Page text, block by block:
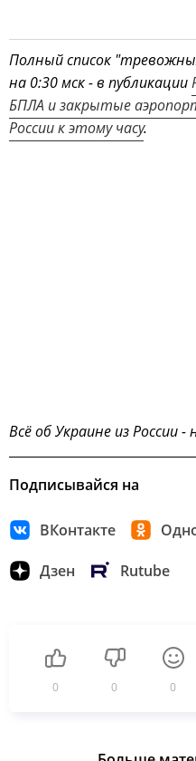
Полный список
на 0:30 мск - в публикации
БПЛА и закрытые
России к этому часу.
Всё об Украине из России -
Подписывайся на
ВКонтакте
Дзен Rutube
0 0 0